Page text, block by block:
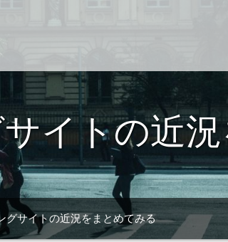
イトの近
グサイトの近況をまとめてみる